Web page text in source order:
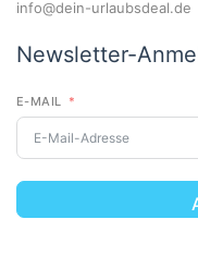
info@dein-urlaubsdeal.de
Newsletter-
E-MAIL